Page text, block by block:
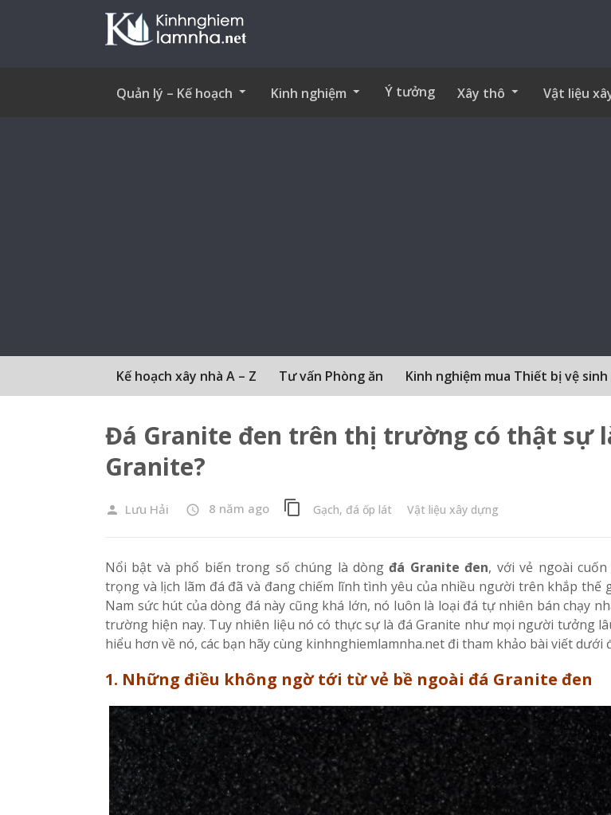
Quản lý – Kế hoạch Kinh nghiệm Ý tưởng Xây thô Vật liệu
Kế hoạch xây nhà A – Z Tư vấn Phòng ăn Kinh nghiệm mua Thiết bị vệ sinh
Đá Granite đen trên thị trường có thật sự
Granite?
person Lưu Hải access_time 8 năm ago content_copy Gạch, đá ốp lát Vật liệu xây dựng
Nổi bật và phổ biến trong số chúng là dòngđá Granite đen, với vẻ ngoài
trọng và lịch lãm đá đã và đang chiếm lĩnh tình yêu của nhiều người trên khắp thế
Nam sức hút của dòng đá này cũng khá lớn, nó luôn là loại đá tự nhiên bán chạy
trường hiện nay. Tuy nhiên liệu nó có thực sự là đá Granite như mọi người tưởng
hiểu hơn về nó, các bạn hãy cùng kinhnghiemlamnha.net đi tham khảo bài viết dưới
1. Những điều không ngờ tới từ vẻ bề ngoài đá Granite đen